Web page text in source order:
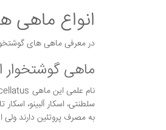
انواع ماهی
در معرفی ماهی های
ماهی گوشتخوار
سلطنتی، اسکار آلبینو،
به مصرف پروتئین دارند